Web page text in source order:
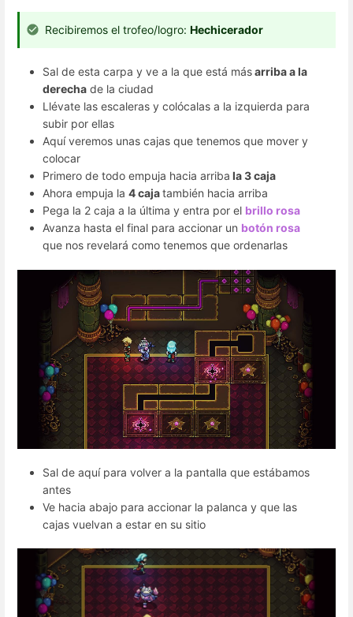
Recibiremos el trofeo/logro: Hechicerador
Sal de esta carpa y ve a la que está másarriba a la
derecha de la ciudad
Llévate las escaleras y colócalas a la izquierda para
subir por ellas
Aquí veremos unas cajas que tenemos que mover y
colocar
Primero de todo empuja hacia arriba la 3 caja
Ahora empuja la 4 cajatambién hacia arriba
Pega la 2 caja a la última y entra por el brillo rosa
Avanza hasta el final para accionar un botón rosa
que nos revelará como tenemos que ordenarlas
Sal de aquí para volver a la pantalla que estábamos
antes
Ve hacia abajo para accionar la palanca y que las
cajas vuelvan a estar en su sitio